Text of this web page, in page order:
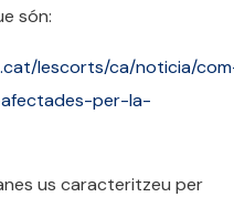
són:
lescorts/ca/noticia/
per-la-
us caracteritzeu per